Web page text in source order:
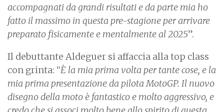
accompagnati da grandi risultati e da parte mia ho
fatto il massimo in questa pre-stagione per arrivare
preparato fisicamente e mentalmente al 2025”.
Il debuttante Aldeguer si affaccia alla top class
con grinta: “È la mia prima volta per tante cose, e la
mia prima presentazione da pilota MotoGP. Il nuovo
disegno della moto è fantastico e molto aggressivo, e